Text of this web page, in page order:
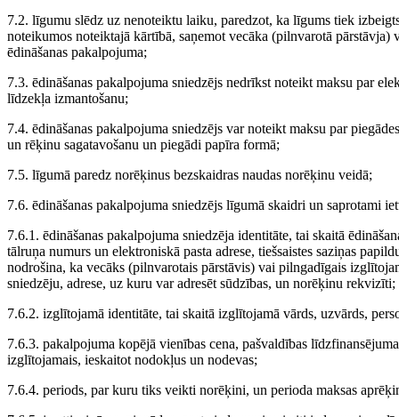
7.2. līgumu slēdz uz nenoteiktu laiku, paredzot, ka līgums tiek
noteikumos noteiktajā kārtībā, saņemot vecāka (pilnvarotā
ēdināšanas pakalpojuma;
7.3. ēdināšanas pakalpojuma sniedzējs nedrīkst noteikt maksu par
līdzekļa izmantošanu;
7.4. ēdināšanas pakalpojuma sniedzējs var noteikt maksu par
un rēķinu sagatavošanu un piegādi papīra formā;
7.5. līgumā paredz norēķinus bezskaidras naudas norēķinu veidā;
7.6. ēdināšanas pakalpojuma sniedzējs līgumā skaidri un saprotami
7.6.1. ēdināšanas pakalpojuma sniedzēja identitāte, tai skaitā
tālruņa numurs un elektroniskā pasta adrese, tiešsaistes saziņas
nodrošina, ka vecāks (pilnvarotais pārstāvis) vai pilngadīgais
sniedzēju, adrese, uz kuru var adresēt sūdzības, un norēķinu rekvizīti;
7.6.2. izglītojamā identitāte, tai skaitā izglītojamā vārds, uzvārds,
7.6.3. pakalpojuma kopējā vienības cena, pašvaldības
izglītojamais, ieskaitot nodokļus un nodevas;
7.6.4. periods, par kuru tiks veikti norēķini, un perioda maksas